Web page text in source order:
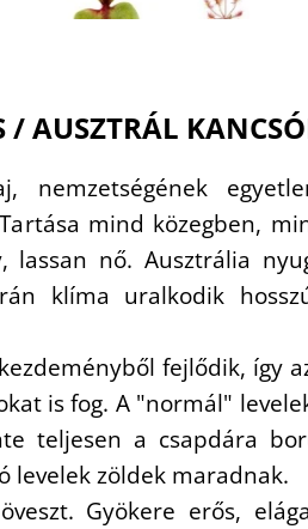
/ AUSZTRÁL
nemzetségének
mind közegben,
lassan nő. Ausztrália
klíma uralkodik
fejlődik, így
is fog. A "normál"
teljesen a csapdára
levelek zöldek maradnak.
Gyökere erős,